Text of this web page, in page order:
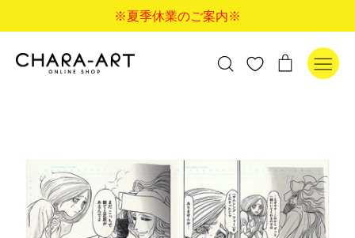
※夏季休業のご案内※
検索